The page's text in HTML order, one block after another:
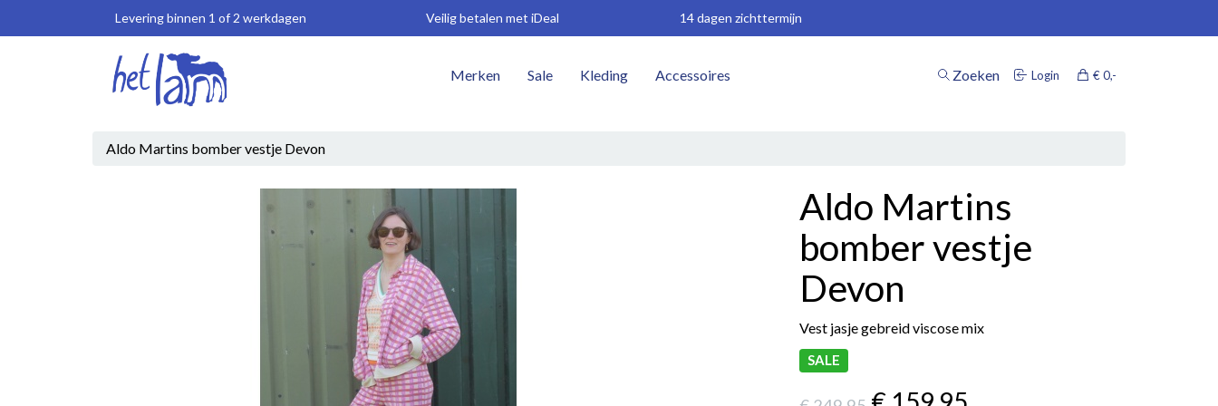
Levering binnen 1 of 2 werkdagen Veilig betalen met iDeal 14 dagen zichttermijn
Merken Sale Kleding Accessoires Zoeken Login € 0,-
Uw winkelwagen is leeg.
Vul hem met producten.
Aldo Martins bomber vestje Devon
Aldo Martins
bomber vestje
Devon
Vest jasje gebreid viscose mix
SALE